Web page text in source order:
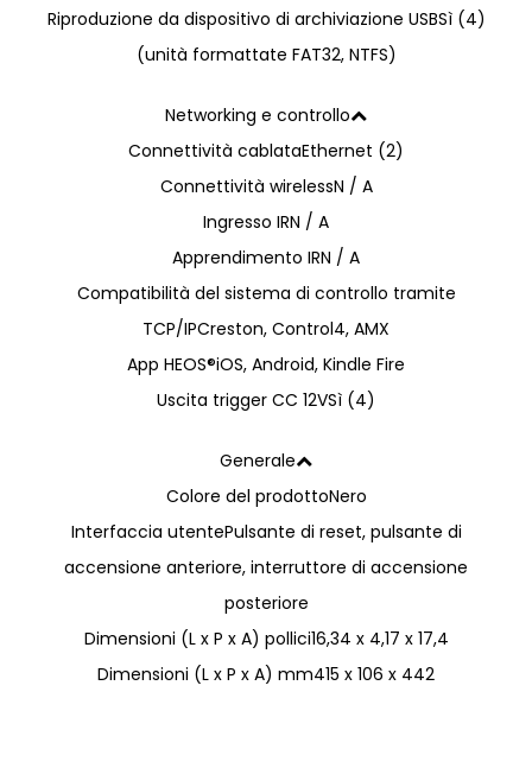
Riproduzione da dispositivo di archiviazione USBSì (4)
(unità formattate FAT32, NTFS)
Networking e controllo
Connettività cablataEthernet (2)
Connettività wirelessN / A
Ingresso IRN / A
Apprendimento IRN / A
Compatibilità del sistema di controllo tramite
TCP/IPCreston, Control4, AMX
App HEOS®iOS, Android, Kindle Fire
Uscita trigger CC 12VSì (4)
Generale
Colore del prodottoNero
Interfaccia utentePulsante di reset, pulsante di
accensione anteriore, interruttore di accensione
posteriore
Dimensioni (L x P x A) pollici16,34 x 4,17 x 17,4
Dimensioni (L x P x A) mm415 x 106 x 442